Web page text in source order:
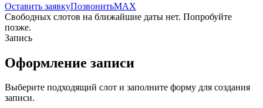
Оставить заявкуПозвонитьMAX
Свободных слотов на ближайшие даты нет. Попробуйте
позже.
Запись
Оформление записи
Выберите подходящий слот и заполните форму для создания
записи.